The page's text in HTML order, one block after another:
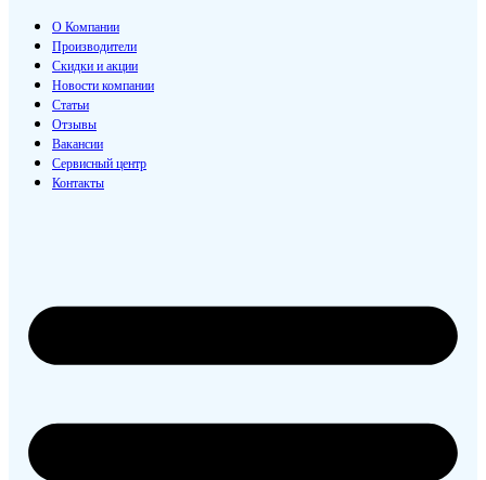
О Компании
Производители
Скидки и акции
Новости компании
Статьи
Отзывы
Вакансии
Сервисный центр
Контакты